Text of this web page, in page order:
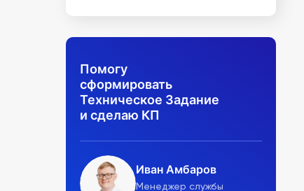
Помогу
сформировать
Техническое Задание
и сделаю КП
Иван Амбаров
Менеджер службы